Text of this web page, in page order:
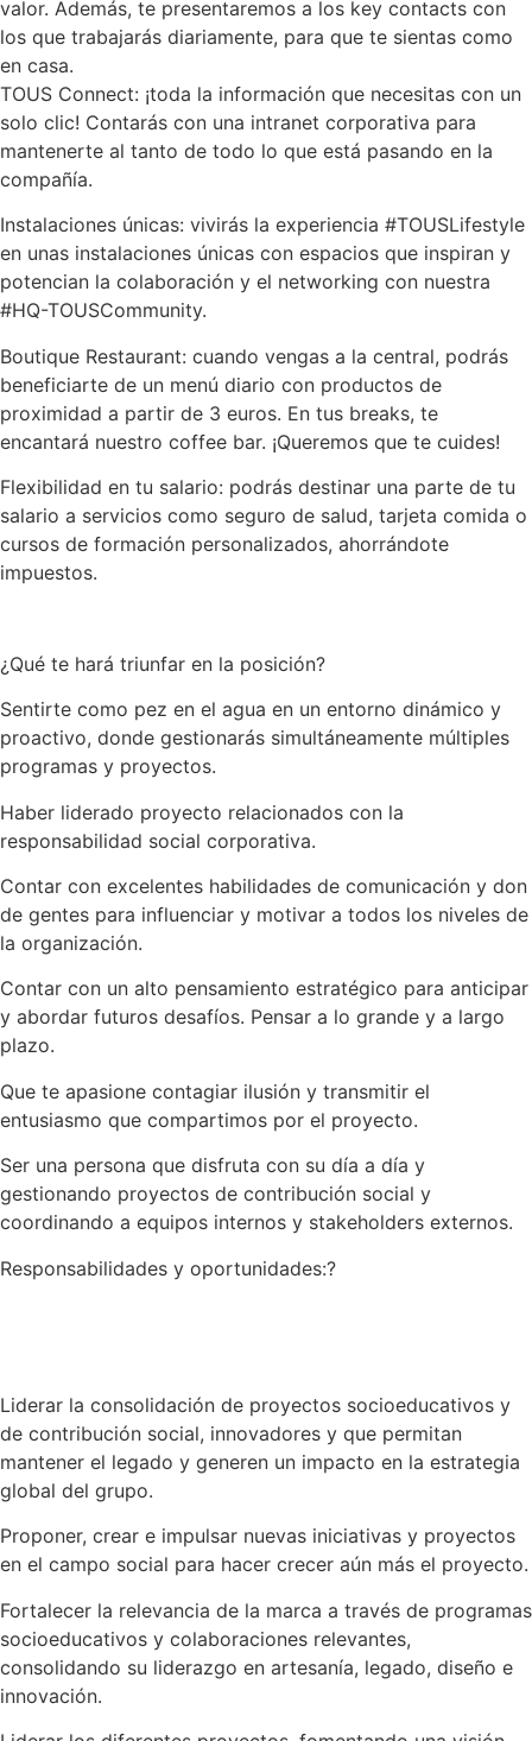
valor. Además, te presentaremos a los key contacts con
los que trabajarás diariamente, para que te sientas como
en casa.
TOUS Connect: ¡toda la información que necesitas con un
solo clic! Contarás con una intranet corporativa para
mantenerte al tanto de todo lo que está pasando en la
compañía.
Instalaciones únicas: vivirás la experiencia #TOUSLifestyle
en unas instalaciones únicas con espacios que inspiran y
potencian la colaboración y el networking con nuestra
#HQ-TOUSCommunity.
Boutique Restaurant: cuando vengas a la central, podrás
beneficiarte de un menú diario con productos de
proximidad a partir de 3 euros. En tus breaks, te
encantará nuestro coffee bar. ¡Queremos que te cuides!
Flexibilidad en tu salario: podrás destinar una parte de tu
salario a servicios como seguro de salud, tarjeta comida o
cursos de formación personalizados, ahorrándote
impuestos.
¿Qué te hará triunfar en la posición?
Sentirte como pez en el agua en un entorno dinámico y
proactivo, donde gestionarás simultáneamente múltiples
programas y proyectos.
Haber liderado proyecto relacionados con la
responsabilidad social corporativa.
Contar con excelentes habilidades de comunicación y don
de gentes para influenciar y motivar a todos los niveles de
la organización.
Contar con un alto pensamiento estratégico para anticipar
y abordar futuros desafíos. Pensar a lo grande y a largo
plazo.
Que te apasione contagiar ilusión y transmitir el
entusiasmo que compartimos por el proyecto.
Ser una persona que disfruta con su día a día y
gestionando proyectos de contribución social y
coordinando a equipos internos y stakeholders externos.
Responsabilidades y oportunidades:?
Liderar la consolidación de proyectos socioeducativos y
de contribución social, innovadores y que permitan
mantener el legado y generen un impacto en la estrategia
global del grupo.
Proponer, crear e impulsar nuevas iniciativas y proyectos
en el campo social para hacer crecer aún más el proyecto.
Fortalecer la relevancia de la marca a través de programas
socioeducativos y colaboraciones relevantes,
consolidando su liderazgo en artesanía, legado, diseño e
innovación.